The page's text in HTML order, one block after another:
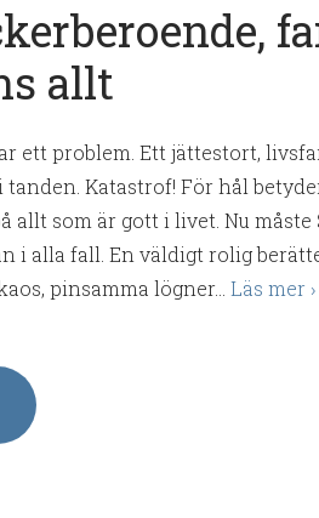
allt
ett problem. Ett jättestort,
tanden. Katastrof! För hål
allt som är gott i livet. Nu måste
i alla fall. En väldigt rolig
pinsamma lögner... Läs mer